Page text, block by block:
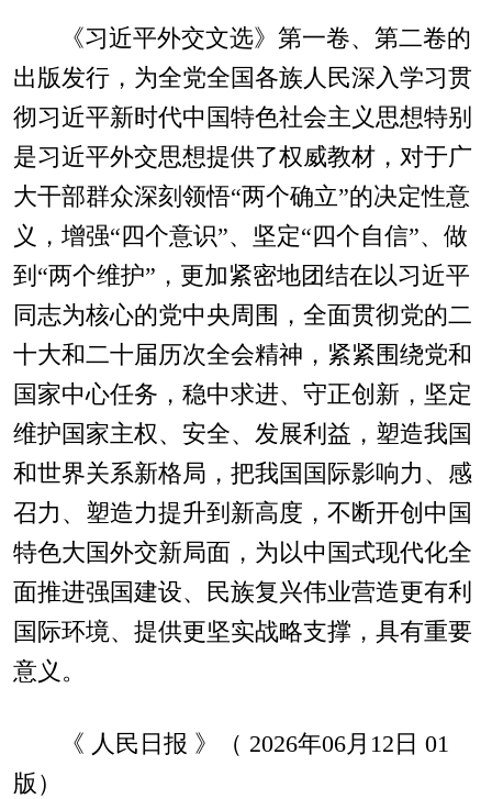
《习近平外交文选》第一卷、第二卷的
出版发行，为全党全国各族人民深入学习贯
彻习近平新时代中国特色社会主义思想特别
是习近平外交思想提供了权威教材，对于广
大干部群众深刻领悟“两个确立”的决定性意
义，增强“四个意识”、坚定“四个自信”、做
到“两个维护”，更加紧密地团结在以习近平
同志为核心的党中央周围，全面贯彻党的二
十大和二十届历次全会精神，紧紧围绕党和
国家中心任务，稳中求进、守正创新，坚定
维护国家主权、安全、发展利益，塑造我国
和世界关系新格局，把我国国际影响力、感
召力、塑造力提升到新高度，不断开创中国
特色大国外交新局面，为以中国式现代化全
面推进强国建设、民族复兴伟业营造更有利
国际环境、提供更坚实战略支撑，具有重要
意义。
《 人民日报 》（ 2026年06月12日 01
版）